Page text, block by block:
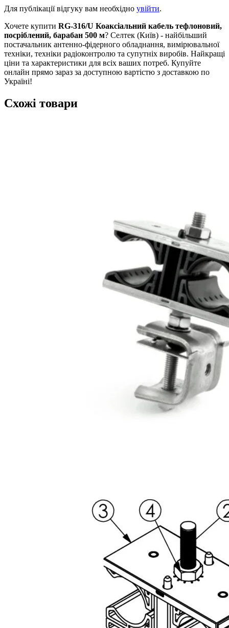
Для публікації відгуку вам необхідно увійти.
Хочете купити RG-316/U Коаксіальний кабель тефлоновий,
посріблений, барабан 500 м? Селтек (Київ) - найбільший
постачальник антенно-фідерного обладнання, вимірювальної
техніки, техніки радіоконтролю та супутніх виробів. Найкращі
ціни та характеристики для всіх ваших потреб. Купуйте
онлайн прямо зараз за доступною вартістю з доставкою по
Україні!
Схожі товари